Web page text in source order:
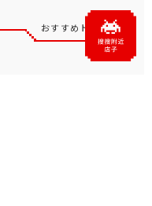
おすすめトピックス